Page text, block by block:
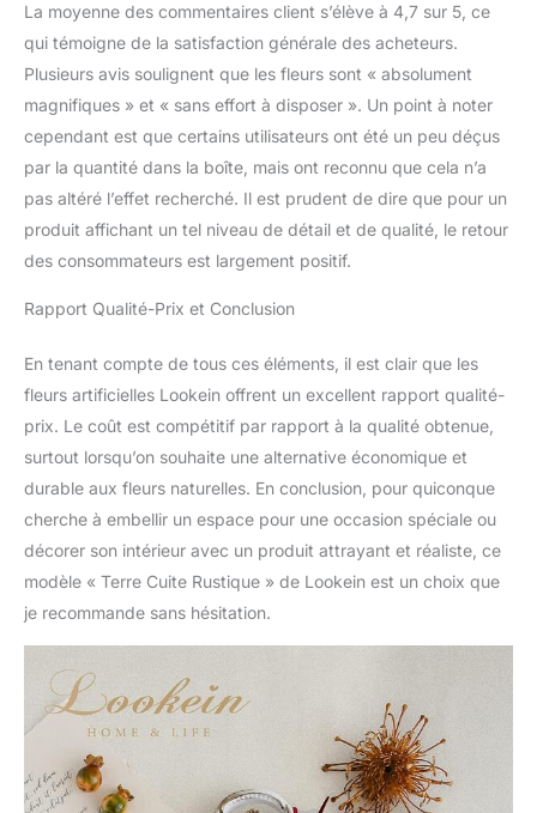
La moyenne des commentaires client s’élève à 4,7 sur 5, ce
qui témoigne de la satisfaction générale des acheteurs.
Plusieurs avis soulignent que les fleurs sont « absolument
magnifiques » et « sans effort à disposer ». Un point à noter
cependant est que certains utilisateurs ont été un peu déçus
par la quantité dans la boîte, mais ont reconnu que cela n’a
pas altéré l’effet recherché. Il est prudent de dire que pour un
produit affichant un tel niveau de détail et de qualité, le retour
des consommateurs est largement positif.
Rapport Qualité-Prix et Conclusion
En tenant compte de tous ces éléments, il est clair que les
fleurs artificielles Lookein offrent un excellent rapport qualité-
prix. Le coût est compétitif par rapport à la qualité obtenue,
surtout lorsqu’on souhaite une alternative économique et
durable aux fleurs naturelles. En conclusion, pour quiconque
cherche à embellir un espace pour une occasion spéciale ou
décorer son intérieur avec un produit attrayant et réaliste, ce
modèle « Terre Cuite Rustique » de Lookein est un choix que
je recommande sans hésitation.